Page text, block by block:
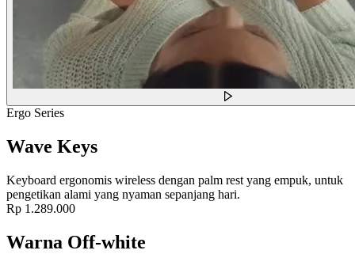
Ergo Series
Wave Keys
Keyboard ergonomis wireless dengan palm rest yang empuk, untuk
pengetikan alami yang nyaman sepanjang hari.
Rp 1.289.000
Warna Off-white